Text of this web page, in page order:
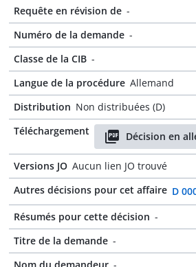
Requête en révision de -
Numéro de la demande -
Classe de la CIB -
Langue de la procédure Allemand
Distribution Non distribuées (D)
Téléchargement
Décision en
Versions JO Aucun lien JO trouvé
Autres décisions pour cet affaire D
Résumés pour cette décision -
Titre de la demande -